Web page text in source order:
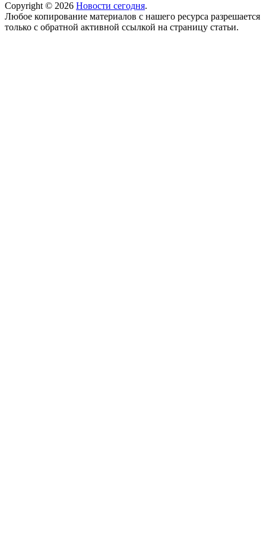
Copyright © 2026 Новости сегодня.
Любое копирование материалов с нашего ресурса разрешается
только с обратной активной ссылкой на страницу статьи.